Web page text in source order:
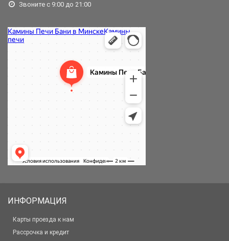
Звоните с 9:00 до 21:00
ИНФОРМАЦИЯ
Карты проезда к нам
Рассрочка и кредит